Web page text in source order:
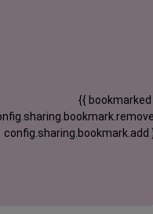
{{ bookmarked
config.sharing.bookmark.add